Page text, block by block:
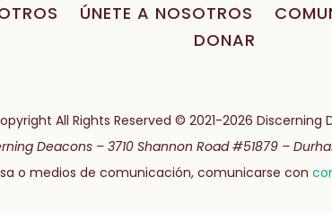
ÚNETE A NOSOTROS
DONAR
All Rights Reserved © 2021-2026 Discerning
Deacons –3710 Shannon Road #51879 –
o medios de comunicación, comunicarse con